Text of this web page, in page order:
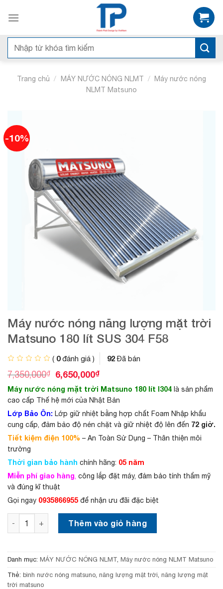
Tìm
kiếm:
Trang chủ / MÁY NƯỚC NÓNG NLMT /
Máy nước nóng
NLMT Matsuno
-10%
Máy nước nóng năng lượng mặt trời
Matsuno 180 lít SUS 304 F58
( 0đánh giá ) 92Đã bán
7,350,000₫
G
á
g
ố
c
l
à
,
3
5
0
,
₫
6,650,000₫G
á
h
i
ệ
n
t
l
à
:
,
0
,
0
0
₫
.
Máy nước nóng mặt trời Matsuno 180 lít I304 là sản phẩm
cao cấp Thế hệ mới của Nhật Bản
Lớp Bảo Ôn: Lớp giữ nhiệt bằng hợp chất Foam Nhập khẩu
cung cấp, đảm bảo độ nén chặt và giữ nhiệt độ lên đến 72 giờ.
Tiết kiệm điện 100% – An Toàn Sử Dụng – Thân thiện môi
trường
Thời gian bảo hành chính hãng: 05 năm
Miễn phí giao hàng, công lắp đặt máy, đảm bảo tính thẩm mỹ
và đúng kĩ thuật
Gọi ngay 0935866955 để nhận ưu đãi đặc biệt
Máy nước nóng năng lượng mặt trời Matsuno 180 lít SUS
Thêm vào giỏ hàng
Danh mục: MÁY NƯỚC NÓNG NLMT Máy nước nóng NLMT Matsuno
Thẻ: bình nước nóng matsuno năng lượng mặt trời năng lượng mặt
trời matsuno